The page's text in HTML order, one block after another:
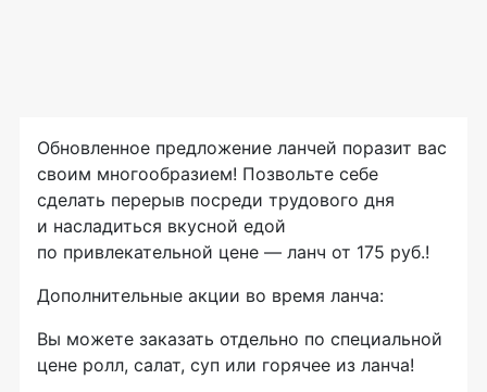
Обновленное предложение ланчей поразит вас
своим многообразием! Позвольте себе
сделать перерыв посреди трудового дня
и насладиться вкусной едой
по привлекательной цене — ланч от 175 руб.!
Дополнительные акции во время ланча:
Вы можете заказать отдельно по специальной
цене ролл, салат, суп или горячее из ланча!